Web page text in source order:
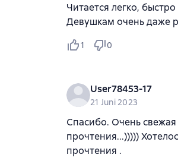
Читается легко,
Девушкам очень даже
1 0
User78453-17
21 Juni 2023
Спасибо. Очень
прочтения...)))))
прочтения .